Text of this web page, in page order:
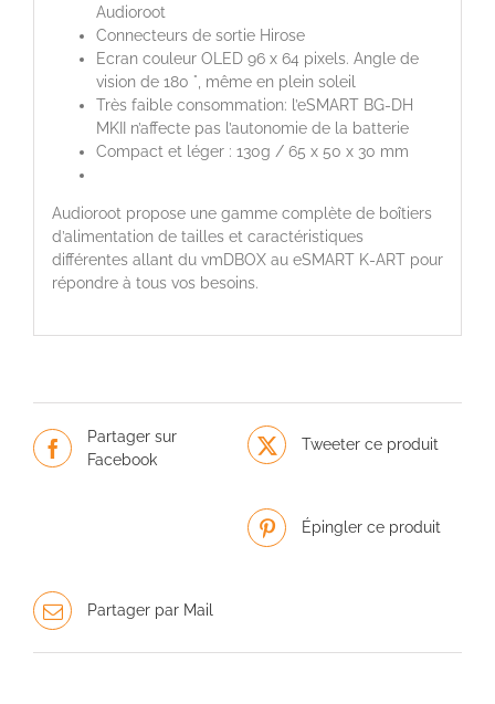
Audioroot
Connecteurs de sortie Hirose
Ecran couleur OLED 96 x 64 pixels. Angle de
vision de 180 °, même en plein soleil
Très faible consommation: l’eSMART BG-DH
MKII n’affecte pas l’autonomie de la batterie
Compact et léger : 130g / 65 x 50 x 30 mm
Audioroot propose une gamme complète de boîtiers
d’alimentation de tailles et caractéristiques
différentes allant du vmDBOX au eSMART K-ART pour
répondre à tous vos besoins.
Partager sur
Facebook
Tweeter ce produit
Épingler ce produit
Partager par Mail